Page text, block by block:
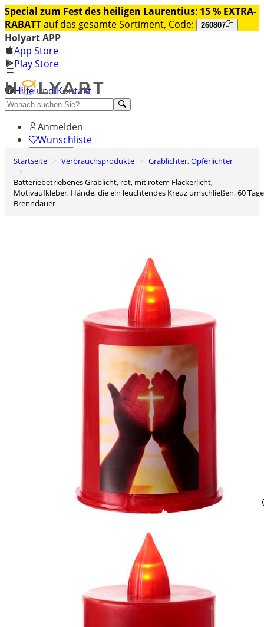
Special zum Fest des heiligen Laurentius: 15 % EXTRA-
RABATTauf das gesamte Sortiment, Code: 260807
Holyart APP
App Store
Play Store
Hilfe und Kontakt
Entdecken Sie Premium
Anmelden
Wunschliste
0
Startseite Verbrauchsprodukte
Grablichter, Opferlichter
batteriebetriebenes Grablicht, rot, mit rotem Flackerlicht,
Motivaufkleber, Hände, die ein leuchtendes Kreuz umschließen, 60 Tage
Brenndauer